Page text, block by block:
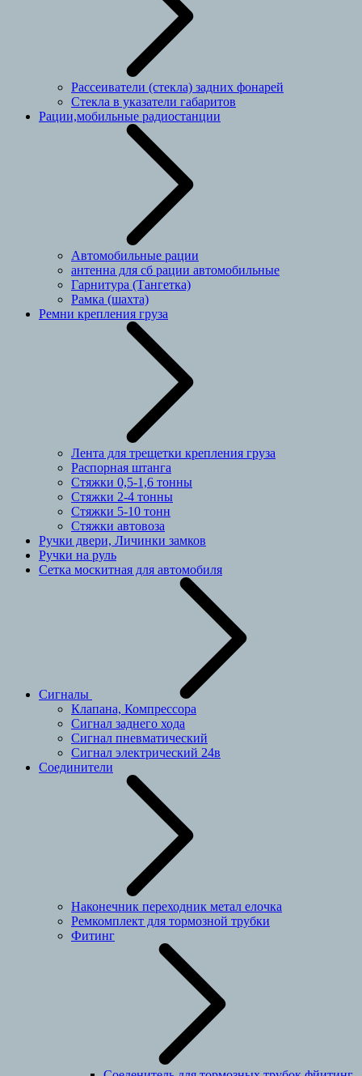
Рассеиватели (стекла) задних фонарей
Стекла в указатели габаритов
Рации,мобильные радиостанции
Автомобильные рации
антенна для сб рации автомобильные
Гарнитура (Тангетка)
Рамка (шахта)
Ремни крепления груза
Лента для трещетки крепления груза
Распорная штанга
Стяжки 0,5-1,6 тонны
Стяжки 2-4 тонны
Стяжки 5-10 тонн
Стяжки автовоза
Ручки двери, Личинки замков
Ручки на руль
Сетка москитная для автомобиля
Сигналы
Клапана, Компрессора
Сигнал заднего хода
Сигнал пневматический
Сигнал электрический 24в
Соединители
Наконечник переходник метал елочка
Ремкомплект для тормозной трубки
Фитинг